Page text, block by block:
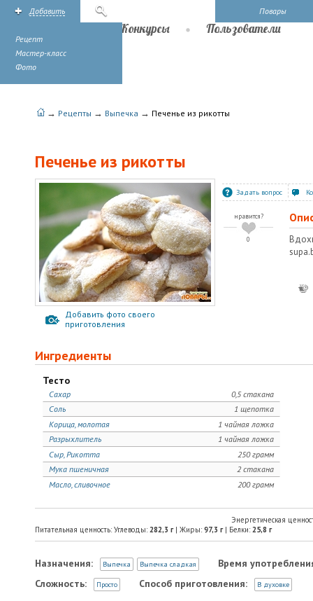
Повары
Добавить
Рецепт
Мастер-класс
Фото
Конкурсы Пользователи
→ Рецепты → Выпечка → Печенье из рикотты
Печенье из рикотты
Добавить фото своего
приготовления
Задать вопрос
нравится?
0
Ингредиенты
Тесто
0,5 стакана
Сахар
1 щепотка
Соль
1 чайная ложка
Корица, молотая
1 чайная ложка
Разрыхлитель
250 грамм
Сыр, Рикотта
2 стакана
Мука пшеничная
200 грамм
Масло, сливочное
Энергетическая
Питательная ценность: Углеводы: 282,3 г| Жиры: 97,3 г| Белки: 25,8 г
Назначения: Выпечка Выпечка сладкая
Время
Сложность:
Просто Способ приготовления: В духовке